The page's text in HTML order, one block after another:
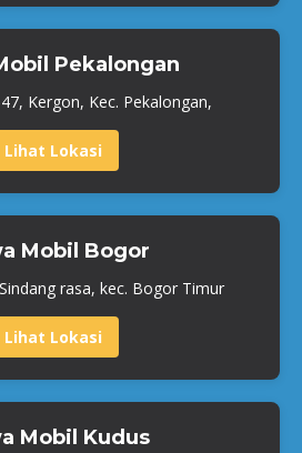
Pekalongan
Kergon, Kec. Pekalongan,
Lihat Lokasi
Mobil Bogor
rasa, kec. Bogor Timur
Lihat Lokasi
Mobil Kudus